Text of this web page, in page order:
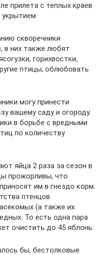
прилета с теплых краев
скворечники
в них также любят
горихвостки,
птицы; облюбовать
могу принести
вашему саду и огороду.
в борьбе с вредными
по количеству
яйца 2 раза за сезон в
прожорливы, что
им в гнездо корм.
птенцов
(а также их
То есть одна пара
очистить до 45 яблонь.
бы, бестолковые